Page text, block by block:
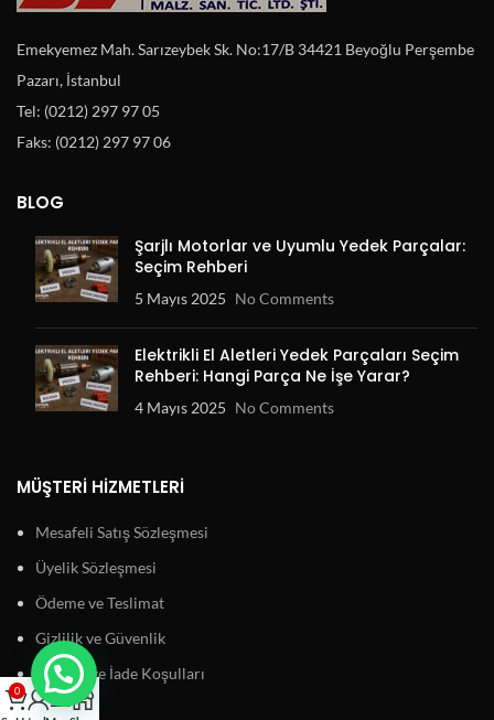
Emekyemez Mah. Sarızeybek Sk. No:17/B 34421 Beyoğlu Perşembe
Pazarı, İstanbul
Tel: (0212) 297 97 05
Faks: (0212) 297 97 06
BLOG
Şarjlı Motorlar ve Uyumlu Yedek Parçalar:
Seçim Rehberi
5 Mayıs 2025 No Comments
Elektrikli El Aletleri Yedek Parçaları Seçim
Rehberi: Hangi Parça Ne İşe Yarar?
4 Mayıs 2025 No Comments
MÜŞTERI HIZMETLERI
Mesafeli Satış Sözleşmesi
Üyelik Sözleşmesi
Ödeme ve Teslimat
Gizlilik ve Güvenlik
Garanti ve İade Koşulları
0